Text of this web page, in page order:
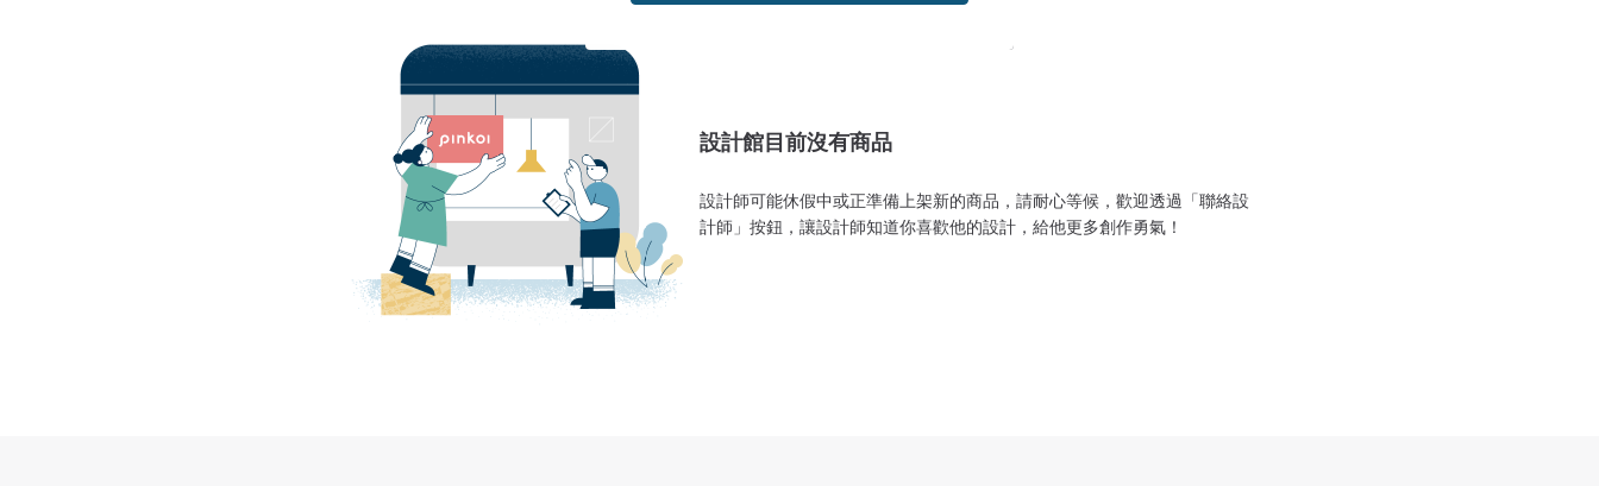
設計館目前沒有商品
設計師可能休假中或正準備上架新的商品，請耐心等候，歡迎透過「聯絡設
計師」按鈕，讓設計師知道你喜歡他的設計，給他更多創作勇氣！